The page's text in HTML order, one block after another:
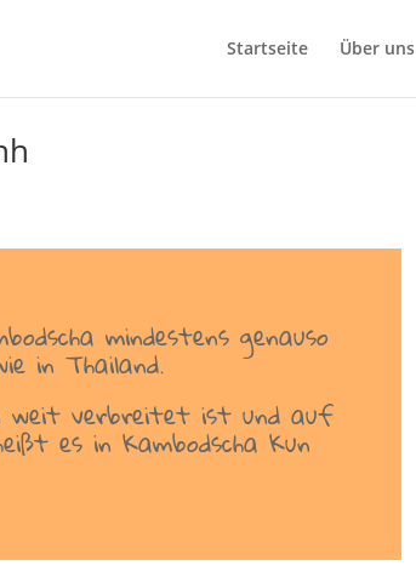
Startseite Über uns
mindestens genauso
in Thailand.
weit verbreitet ist und auf
es in Kambodscha Kun